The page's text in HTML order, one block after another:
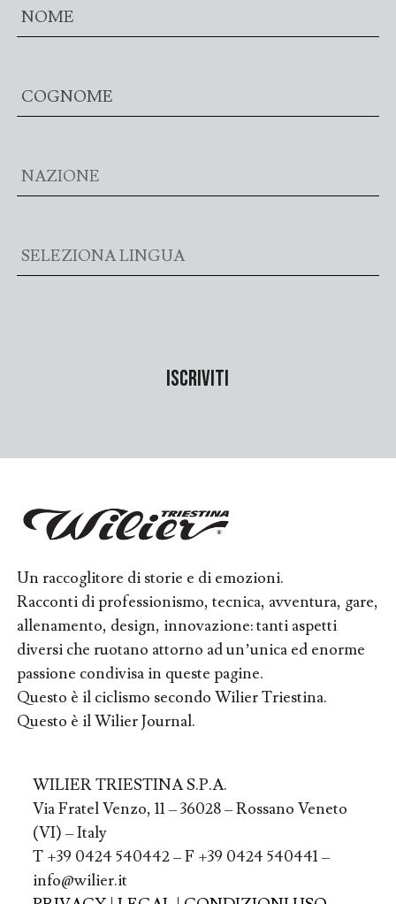
Un raccoglitore di storie e di emozioni.
Racconti di professionismo, tecnica, avventura, gare,
allenamento, design, innovazione: tanti aspetti
diversi che ruotano attorno ad un’unica ed enorme
passione condivisa in queste pagine.
Questo è il ciclismo secondo Wilier Triestina.
Questo è il Wilier Journal.
WILIER TRIESTINA S.P.A.
Via Fratel Venzo, 11 – 36028 – Rossano Veneto
(VI) – Italy
T +39 0424 540442 – F +39 0424 540441 –
info@wilier.it